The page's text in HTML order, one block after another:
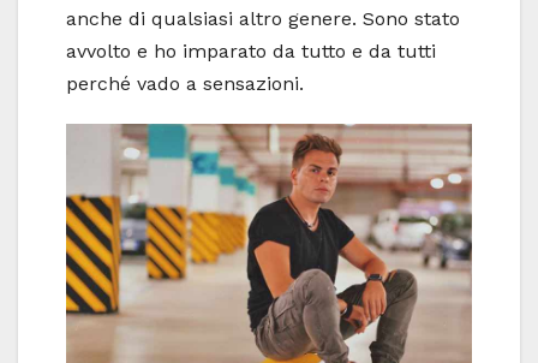
anche di qualsiasi altro genere. Sono stato
avvolto e ho imparato da tutto e da tutti
perché vado a sensazioni.